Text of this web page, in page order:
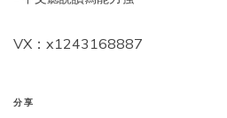
VX：x1243168887
分享